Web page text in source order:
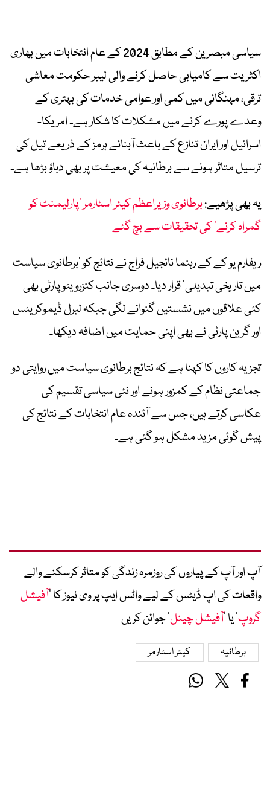
سیاسی مبصرین کے مطابق 2024 کے عام انتخابات میں بھاری
اکثریت سے کامیابی حاصل کرنے والی لیبر حکومت معاشی
ترقی، مہنگائی میں کمی اور عوامی خدمات کی بہتری کے
وعدے پورے کرنے میں مشکلات کا شکار ہے۔ امریکا-
اسرائیل اور ایران تنازع کے باعث آبنائے ہرمز کے ذریعے تیل کی
ترسیل متاثر ہونے سے برطانیہ کی معیشت پر بھی دباؤ بڑھا ہے۔
یہ بھی پڑھیے:برطانوی وزیراعظم کیئر اسٹارمر ‘پارلیمنٹ کو
گمراہ کرنے’ کی تحقیقات سے بچ گئے
ریفارم یو کے کے رہنما نائجیل فراج نے نتائج کو ‘برطانوی سیاست
میں تاریخی تبدیلی’ قرار دیا۔ دوسری جانب کنزرویٹو پارٹی بھی
کئی علاقوں میں نشستیں گنوانے لگی جبکہ لبرل ڈیموکریٹس
اور گرین پارٹی نے بھی اپنی حمایت میں اضافہ دیکھا۔
تجزیہ کاروں کا کہنا ہے کہ نتائج برطانوی سیاست میں روایتی دو
جماعتی نظام کے کمزور ہونے اور نئی سیاسی تقسیم کی
عکاسی کرتے ہیں، جس سے آئندہ عام انتخابات کے نتائج کی
پیش گوئی مزید مشکل ہو گئی ہے۔
آپ اور آپ کے پیاروں کی روزمرہ زندگی کو متاثر کرسکنے والے
واقعات کی اپ ڈیٹس کے لیے واٹس ایپ پر وی نیوز کا ’آفیشل
گروپ‘ یا ’آفیشل چینل‘ جوائن کریں
برطانیہ کیئر اسٹارمر